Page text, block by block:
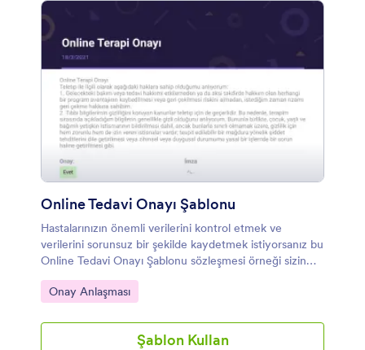
Online Tedavi Onayı Şablonu
Hastalarınızın önemli verilerini kontrol etmek ve
verilerini sorunsuz bir şekilde kaydetmek istiyorsanız bu
Online Tedavi Onayı Şablonu sözleşmesi örneği sizin
için mükemmel bir seçimdir. Bu Online Terapi Onay
şablonunu kullanarak hastalarınızdan online izin
onay şablonunuzu yazdırabilirsiniz. İsim, doğum tarihleri
ve iletişim bilgileri gibi kişisel bilgileri toplayabilirsiniz.
Kategoriye git:
Onay Anlaşması
Şablon Kullan